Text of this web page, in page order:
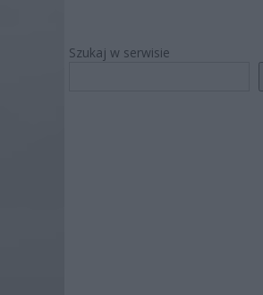
Szukaj w serwisie